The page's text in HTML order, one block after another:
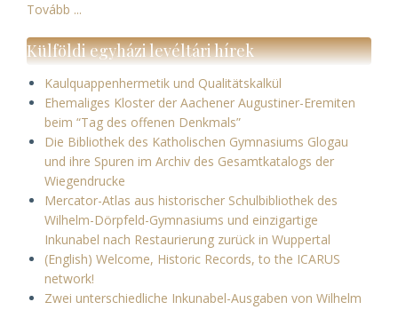
Tovább ...
Külföldi egyházi levéltári hírek
Kaulquappenhermetik und Qualitätskalkül
Ehemaliges Kloster der Aachener Augustiner-Eremiten
beim “Tag des offenen Denkmals”
Die Bibliothek des Katholischen Gymnasiums Glogau
und ihre Spuren im Archiv des Gesamtkatalogs der
Wiegendrucke
Mercator-Atlas aus historischer Schulbibliothek des
Wilhelm-Dörpfeld-Gymnasiums und einzigartige
Inkunabel nach Restaurierung zurück in Wuppertal
(English) Welcome, Historic Records, to the ICARUS
network!
Zwei unterschiedliche Inkunabel-Ausgaben von Wilhelm